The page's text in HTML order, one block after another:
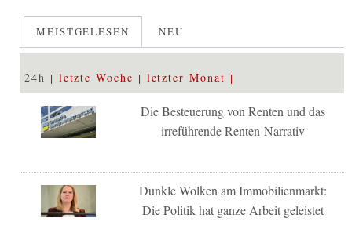
MEISTGELESEN NEU
24h letzte Woche letzter Monat
Die Besteuerung von Renten und das
irreführende Renten-Narrativ
Dunkle Wolken am Immobilienmarkt:
Die Politik hat ganze Arbeit geleistet